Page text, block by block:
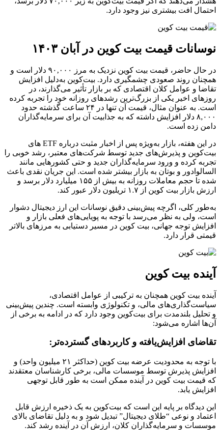
احتمال افت بیشتری نیز وجود دارد.
نوسانات قیمت بیت کوین در آبان ۱۴۰۳
در حال حاضر، قیمت بیت‌ کوین نزدیک به مرز ۹۰,۰۰۰ دلار است و
همچنان روند صعودی چشمگیری دارد. بیت‌کوین به‌دلیل افزایش
تقاضا و عوامل کلان اقتصادی که بر بازار تأثیر می‌گذارند، در
روزهای اخیر یکی از بزرگ‌ترین رشدهای روزانه‌ خود را تجربه کرده
است. به عنوان مثال، قیمت آن تنها در ۲۴ ساعت گذشته حدود
۸,۰۰۰ دلار افزایش داشته که به جذابیت آن برای سرمایه‌گذاران
دامن زده است.
در این هفته، بازار به‌ویژه پس از اخبار مثبت درباره ETF های
بیت‌کوین و پذیرش‌های جدید توسط شرکت‌های معتبر، رشد خوبی را
تجربه کرده و ورود سرمایه‌گذاران جدید و حتی کشورهایی مانند
السالوادور و بوتان به بازار بیشتر شده است. این جریان نقدی باعث
شده تا حجم معاملات روزانه به بیش از ۱۵۵ میلیارد دلار برسد و
ارزش بازار بیت‌ کوین از ۱.۷ تریلیون دلار عبور کند.
به‌طور کلی، اگرچه پیش‌بینی دقیق نوسانات این ارز دیجیتال دشوار
است، ولی به نظر می‌رسد با توجه به پویایی‌های فعلی بازار و
افزایش توجه جهانی، بیت‌ کوین در مسیر دستیابی به مرزهای بالاتر
قیمتی قرار دارد.
آینده بیت کوین
آینده بیت‌ کوین همچنان به ترکیبی از عوامل اقتصادی،
سیاست‌گذاری‌های مالی، و تکنولوژی وابسته است. چندین پیش‌بینی
و تحلیل بلندمدت برای بیت‌کوین وجود دارد که در ادامه به برخی از
آن‌ها اشاره می‌شود:
تقاضای افزایش‌یافته و کاربردهای گسترده‌تر:
با توجه به محدودیت عرضه بیت‌ کوین (حداکثر ۲۱ میلیون واحد) و
افزایش پذیرش توسط موسسات مالی، برخی کارشناسان معتقدند
که قیمت بیت‌ کوین در آینده ممکن است به طور قابل توجهی
افزایش یابد.
این دیدگاه بر پایه این است که بیت‌کوین به یک ذخیره ارزش قابل
اعتماد و نوعی “طلای دیجیتال” تبدیل شود و به دلیل تقاضای بالای
موسسات و سرمایه‌گذاران کلان، ارزش آن در آینده رشد کند.